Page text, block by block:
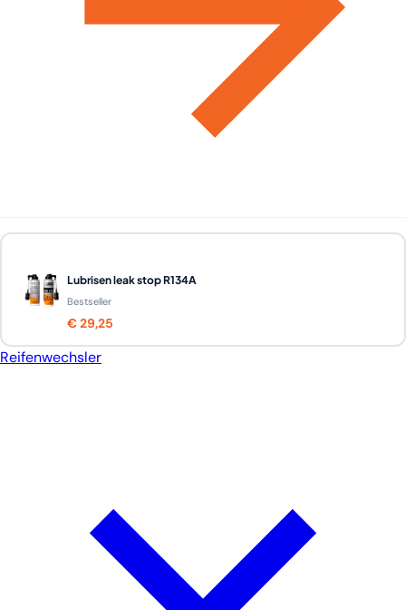
Lubrisen leak stop R134A
Bestseller
€ 29,25
Reifenwechsler